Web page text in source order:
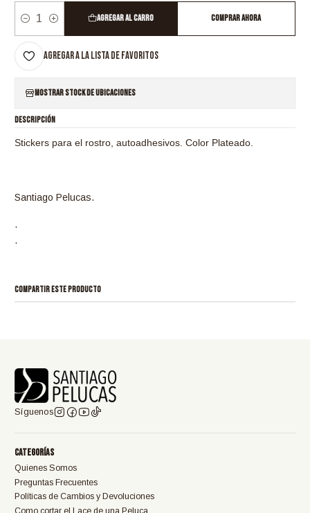
Cantidad
Agregar al Carro Comprar ahora
Agregar a la lista de favoritos
Mostrar stock de ubicaciones
DESCRIPCIÓN
Stickers para el rostro, autoadhesivos. Color Plateado.
Santiago Pelucas.
.
.
COMPARTIR ESTE PRODUCTO
Síguenos
Categorías
Quienes Somos
Preguntas Frecuentes
Políticas de Cambios y Devoluciones
Como cortar el Lace de una Peluca